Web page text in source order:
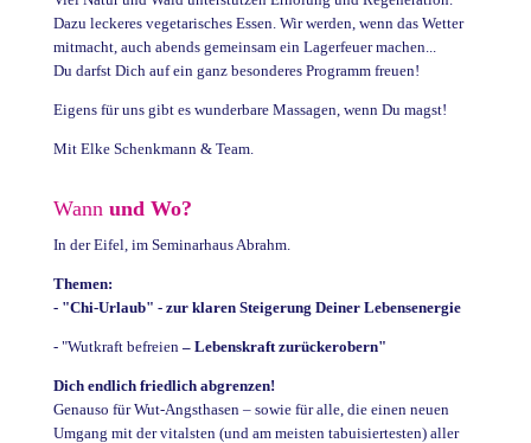
Dazu leckeres vegetarisches Essen. Wir werden, wenn das Wetter
mitmacht, auch abends gemeinsam ein Lagerfeuer machen...
Du darfst Dich auf ein ganz besonderes Programm freuen!
Eigens für uns gibt es wunderbare Massagen, wenn Du magst!
Mit Elke Schenkmann & Team.
Wann und Wo?
In der Eifel, im Seminarhaus Abrahm.
Themen:
- "Chi-Urlaub" - zur klaren Steigerung Deiner Lebensenergie
- "Wutkraft befreien – Lebenskraft zurückerobern"
Dich endlich friedlich abgrenzen!
Genauso für Wut-Angsthasen – sowie für alle, die einen neuen
Umgang mit der vitalsten (und am meisten tabuisiertesten) aller